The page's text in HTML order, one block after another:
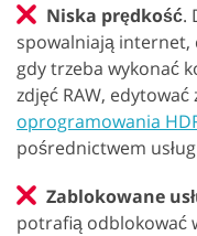
Niska prędkość.
spowalniają internet,
gdy trzeba wykonać
zdjęć RAW,
oprogramowania
pośrednictwem
Zablokowane
potrafią odblokować